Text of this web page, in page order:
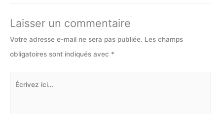
Laisser un commentaire
Votre adresse e-mail ne sera pas publiée. Les champs
obligatoires sont indiqués avec *